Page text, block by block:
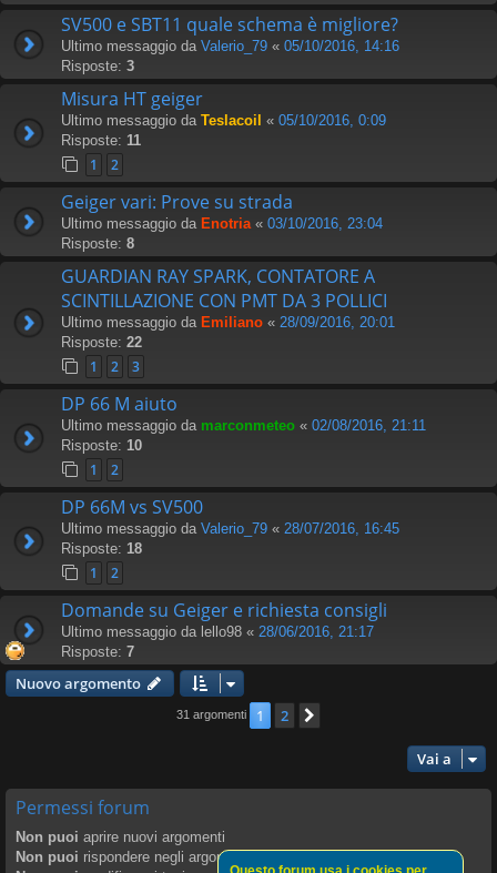
SV500 e SBT11 quale schema è migliore?
Ultimo messaggio da Valerio_79 « 05/10/2016, 14:16
Risposte: 3
Misura HT geiger
Ultimo messaggio da Teslacoil « 05/10/2016, 0:09
Risposte: 11
1 2
Geiger vari: Prove su strada
Ultimo messaggio da Enotria « 03/10/2016, 23:04
Risposte: 8
GUARDIAN RAY SPARK, CONTATORE A
SCINTILLAZIONE CON PMT DA 3 POLLICI
Ultimo messaggio da Emiliano « 28/09/2016, 20:01
Risposte: 22
1 2 3
DP 66 M aiuto
Ultimo messaggio da marconmeteo « 02/08/2016, 21:11
Risposte: 10
1 2
DP 66M vs SV500
Ultimo messaggio da Valerio_79 « 28/07/2016, 16:45
Risposte: 18
1 2
Domande su Geiger e richiesta consigli
Ultimo messaggio da lello98 « 28/06/2016, 21:17
Risposte: 7
Nuovo argomento
31 argomenti 1 2
Vai a
Permessi forum
Non puoi aprire nuovi argomenti
Non puoi rispondere negli argomenti